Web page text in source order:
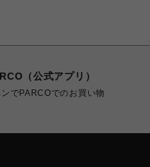
（公式アプリ）
でPARCOでのお買い物